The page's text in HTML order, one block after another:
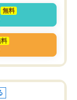
無料